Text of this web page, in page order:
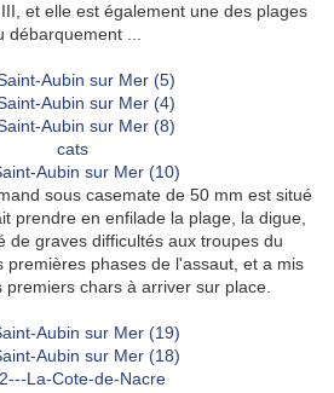
et elle est également une des plages
débarquement ...
sous casemate de 50 mm est situé
prendre en enfilade la plage, la digue,
de graves difficultés aux troupes du
premières phases de l'assaut, et a mis
premiers chars à arriver sur place.